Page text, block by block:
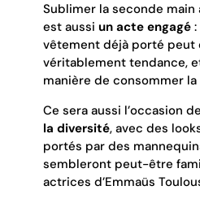
Sublimer la seconde main
est aussi un acte engagé:
vêtement déjà porté peut
véritablement tendance,
manière de consommer
Ce sera aussi l’occasion de
la diversité, avec des
portés par des
sembleront peut-être
actrices d’Emmaüs